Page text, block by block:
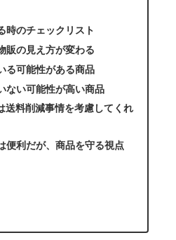
時のチェックリスト
販の見え方が変わる
る可能性がある商品
ない可能性が高い商品
送料削減事情を考慮してくれ
便利だが、商品を守る視点